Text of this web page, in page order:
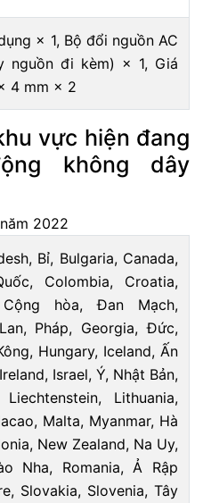
× 1, Bộ đổi nguồn AC
nguồn đi kèm) × 1, Giá
4 mm × 2
vực hiện đang
không dây
2022
Bỉ, Bulgaria, Canada,
Colombia, Croatia,
hòa, Đan Mạch,
Pháp, Georgia, Đức,
Hungary, Iceland, Ấn
Israel, Ý, Nhật Bản,
Lithuania,
Malta, Myanmar, Hà
New Zealand, Na Uy,
Nha, Romania, Ả Rập
Slovakia, Slovenia, Tây